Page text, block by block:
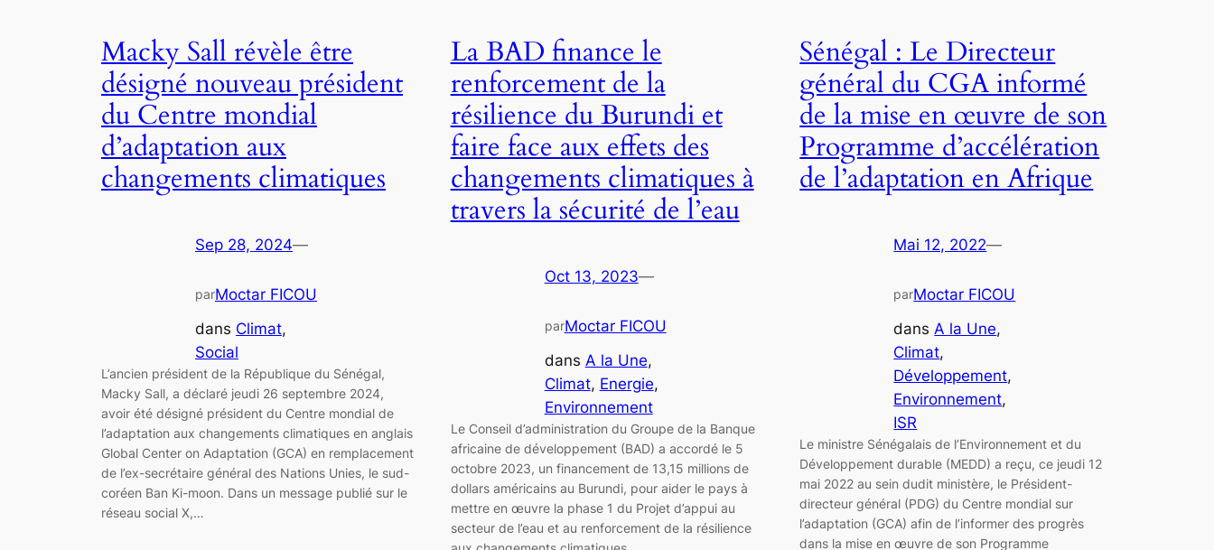
Macky Sall révèle être
désigné nouveau président
du Centre mondial
d’adaptation aux
changements climatiques
Sep 28, 2024—
parMoctar FICOU
dans Climat
Social
L’ancien président de la République du Sénégal,
Macky Sall, a déclaré jeudi 26 septembre 2024,
avoir été désigné président du Centre mondial de
l’adaptation aux changements climatiques en anglais
Global Center on Adaptation (GCA) en remplacement
de l’ex-secrétaire général des Nations Unies, le sud-
coréen Ban Ki-moon. Dans un message publié sur le
réseau social X,…
La BAD finance le
renforcement de la
résilience du Burundi et
faire face aux effets des
changements climatiques à
travers la sécurité de l’eau
Oct 13, 2023—
parMoctar FICOU
dans A la Une
Climat, Energie
Environnement
Le Conseil d’administration du Groupe de la Banque
africaine de développement (BAD) a accordé le 5
octobre 2023, un financement de 13,15 millions de
dollars américains au Burundi, pour aider le pays à
mettre en œuvre la phase 1 du Projet d’appui au
secteur de l’eau et au renforcement de la résilience
Sénégal : Le Directeur
général du CGA informé
de la mise en œuvre de son
Programme d’accélération
de l’adaptation en Afrique
Mai 12, 2022—
parMoctar FICOU
dansA la Une
Climat
Développement
Environnement
ISR
Le ministre Sénégalais de l’Environnement et du
Développement durable (MEDD) a reçu, ce jeudi 12
mai 2022 au sein dudit ministère, le Président-
directeur général (PDG) du Centre mondial sur
l’adaptation (GCA) afin de l’informer des progrès
dans la mise en œuvre de son Programme